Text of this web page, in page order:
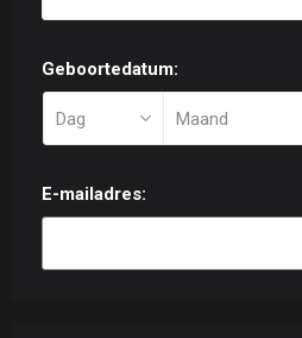
Geboortedatum:
E-mailadres: